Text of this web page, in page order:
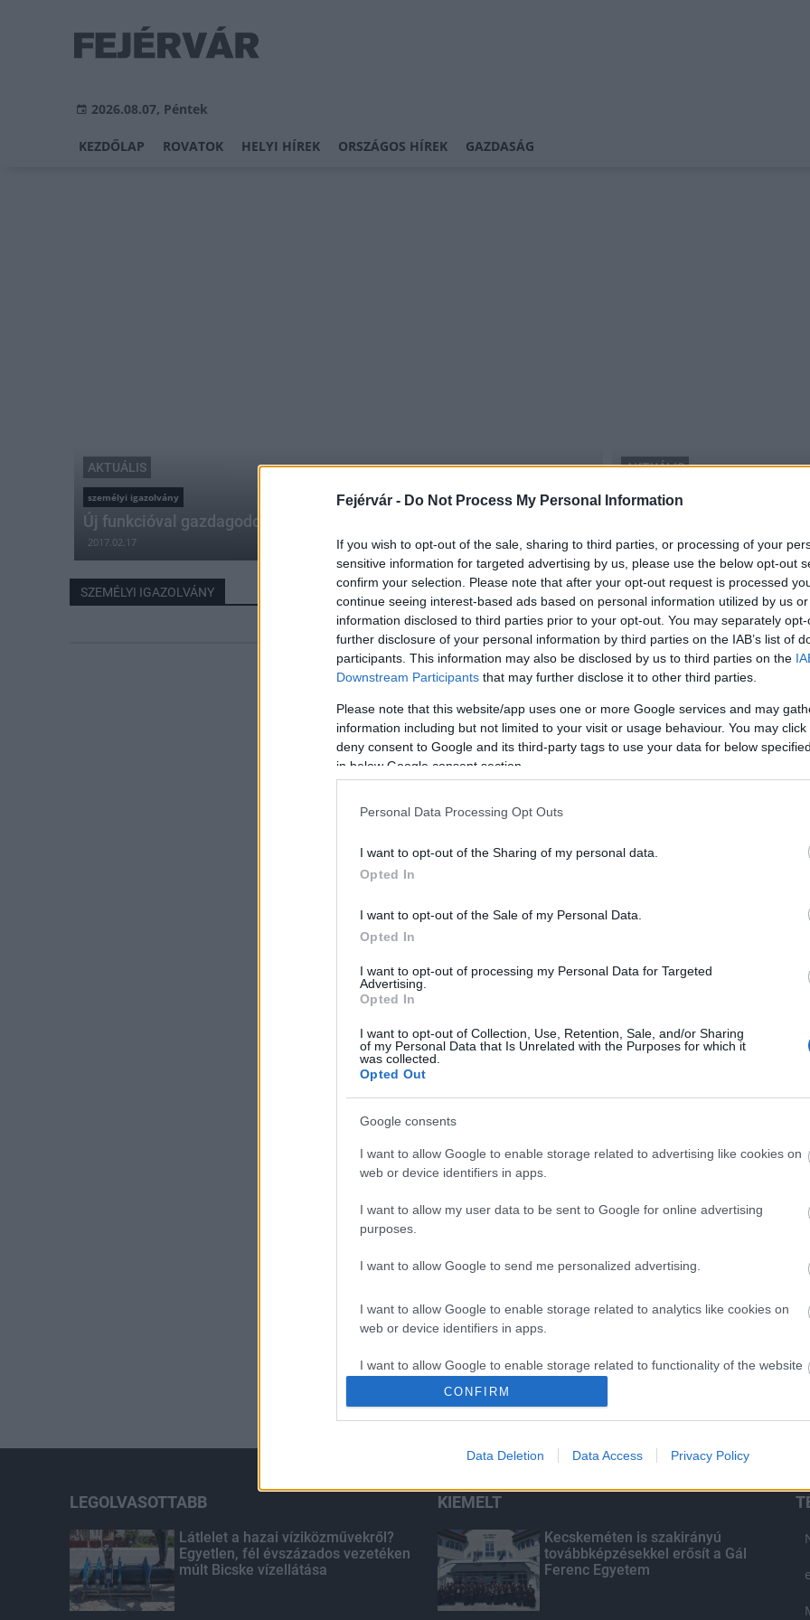
Fejérvár - Do Not Process My Personal Information
If you wish to opt-out of the sale, sharing to third parties, or processing of your
sensitive information for targeted advertising by us, please use the below opt-out
confirm your selection. Please note that after your opt-out request is processed
continue seeing interest-based ads based on personal information utilized by us
information disclosed to third parties prior to your opt-out. You may separately
further disclosure of your personal information by third parties on the IAB’s list of
participants. This information may also be disclosed by us to third parties on the
Downstream Participants that may further disclose it to other third parties.
Please note that this website/app uses one or more Google services and may
information including but not limited to your visit or usage behaviour. You may
deny consent to Google and its third-party tags to use your data for below
in below Google consent section.
Personal Data Processing Opt Outs
I want to opt-out of the Sharing of my personal data.
Opted In
I want to opt-out of the Sale of my Personal Data.
Opted In
I want to opt-out of processing my Personal Data for Targeted
Advertising.
Opted In
I want to opt-out of Collection, Use, Retention, Sale, and/or Sharing
of my Personal Data that Is Unrelated with the Purposes for which it
was collected.
Opted Out
Google consents
I want to allow Google to enable storage related to advertising like cookies on
web or device identifiers in apps.
I want to allow my user data to be sent to Google for online advertising
purposes.
I want to allow Google to send me personalized advertising.
I want to allow Google to enable storage related to analytics like cookies on
web or device identifiers in apps.
I want to allow Google to enable storage related to functionality of the website
I want to allow Google to enable storage related to personalization.
I want to allow Google to enable storage related to security, including
CONFIRM
Data Deletion Data Access Privacy Policy
2026.08.07, Péntek
KEZDŐLAP ROVATOK HELYI HÍREK ORSZÁGOS HÍREK GAZDASÁG
AKTUÁLIS
személyi igazolvány
Új funkcióval gazdagodott az E-személyi
2017.02.17
AKTUÁLIS
okmány
2015.12.28
SZEMÉLYI IGAZOLVÁNY
LEGOLVASOTTABB
Látlelet a hazai víziközművekről?
Egyetlen, fél évszázados vezetéken
múlt Bicske vízellátása
KIEMELT
Kecskeméten is szakirányú
továbbképzésekkel erősít a Gál
Ferenc Egyetem